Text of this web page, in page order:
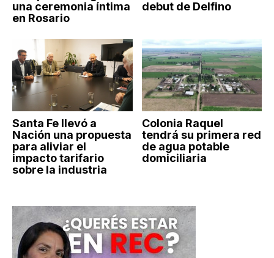
una ceremonia íntima
en Rosario
debut de Delfino
Santa Fe llevó a
Nación una propuesta
para aliviar el
impacto tarifario
sobre la industria
Colonia Raquel
tendrá su primera red
de agua potable
domiciliaria